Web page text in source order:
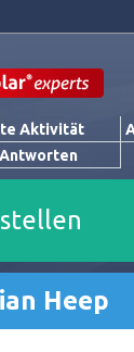
Aktivität
Heep